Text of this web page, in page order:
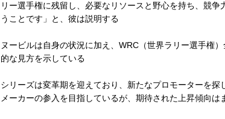
リー選手権に残留し、必要なリソースと野心を持ち、競争
うことです」と、彼は説明する
ヌービルは自身の状況に加え、WRC（世界ラリー選手権
的な見方を示している
シリーズは変革期を迎えており、新たなプロモーターを探
メーカーの参入を目指しているが、期待された上昇傾向は